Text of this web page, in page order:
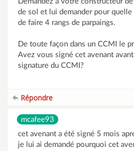
de sol et lui demander pour
de faire 4 rangs de parpaings.
De toute façon dans un CCMI le
Avez vous signé cet avenant
signature du CCMI?
Répondre
mcafee93
cet avenant a été signé 5 mois
je lui ai demandé pourquoi cet